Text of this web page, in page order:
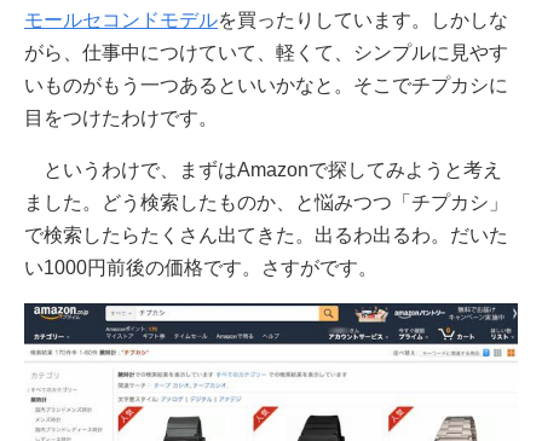
モールセコンドモデルを買ったりしています。しかしな
がら、仕事中につけていて、軽くて、シンプルに見やす
いものがもう一つあるといいかなと。そこでチプカシに
目をつけたわけです。
というわけで、まずはAmazonで探してみようと考え
ました。どう検索したものか、と悩みつつ「チプカシ」
で検索したらたくさん出てきた。出るわ出るわ。だいた
い1000円前後の価格です。さすがです。